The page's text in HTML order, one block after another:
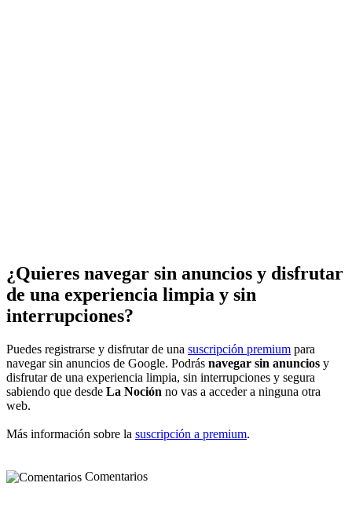
¿Quieres navegar sin anuncios y disfrutar
de una experiencia limpia y sin
interrupciones?
Puedes registrarse y disfrutar de una suscripción premium para
navegar sin anuncios de Google. Podrás navegar sin anuncios y
disfrutar de una experiencia limpia, sin interrupciones y segura
sabiendo que desde La Noción no vas a acceder a ninguna otra
web.
Más información sobre la suscripción a premium.
Comentarios